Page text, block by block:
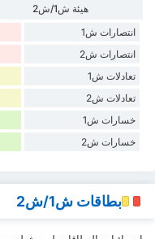
هيئة ش1/ش2
انتصارات ش1
انتصارات ش2
تعادلات ش1
تعادلات ش2
خسارات ش1
خسارات ش2
بطاقات ش1/ش2